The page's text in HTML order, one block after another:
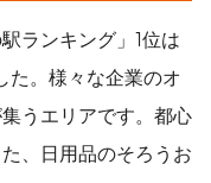
ランキング」1位は
た。様々な企業のオ
うエリアです。都心
、日用品のそろうお